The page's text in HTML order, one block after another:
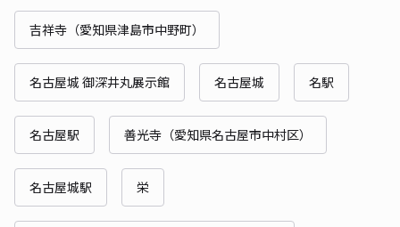
吉祥寺（愛知県津島市中野町）
名古屋城 御深井丸展示館 名古屋城 名駅
名古屋駅 善光寺（愛知県名古屋市中村区）
名古屋城駅 栄